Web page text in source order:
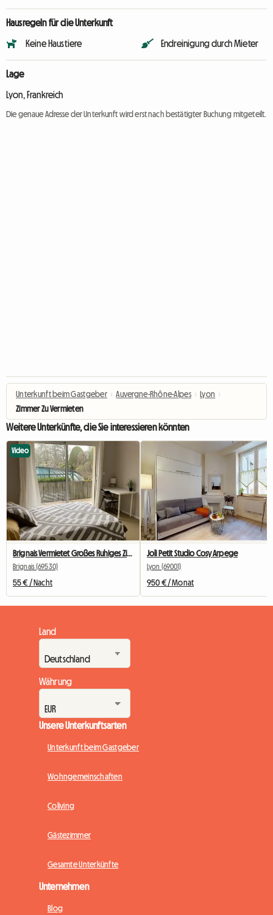
Hausregeln für die Unterkunft
Keine Haustiere Endreinigung durch Mieter
Lage
Lyon, Frankreich
Die genaue Adresse der Unterkunft wird erst nach bestätigter Buchung mitgeteilt.
Unterkunft beim Gastgeber › Auvergne-Rhône-Alpes › Lyon ›
Zimmer Zu Vermieten
Weitere Unterkünfte, die Sie interessieren könnten
Video
Brignais Vermietet Großes Ruhiges Zimmer
Brignais (69530)
55 € / Nacht
Joli Petit Studio Cosy Arpege
Lyon (69001)
950 € / Monat
Land
Währung
Unsere Unterkunftsarten
Unterkunft beim Gastgeber
Wohngemeinschaften
Coliving
Gästezimmer
Gesamte Unterkünfte
Unternehmen
Blog